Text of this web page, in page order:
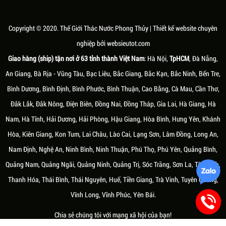
Ngày nay, chất liệu để làm
phong thủy đa dạng hơn,
tạo với hình dáng đẹp
lắp đặt ngày càng được khách
chuộng hơn.
Ý NGHĨA
Âm dương, ngũ hành là hai khái niệm
của Trung Hoa. Mỗi người sinh ra sẽ
có một "mạng" khác nhau, tùy theo
năm sinh mà tương ứng với các hành
Thứ tư, 03/03/2021
Copyright © 2020. Thế Giới Thác Nước Phong Thủy | Thiết kế website chuyên
nghiệp bởi websieutot.com
Giao hàng (ship) tận nơi ở 63 tỉnh thành Việt Nam: Hà Nội, TpHCM, Đà Nẵng,
An Giang, Bà Rịa - Vũng Tàu, Bạc Liêu, Bắc Giang, Bắc Kạn, Bắc Ninh, Bến Tre,
Bình Dương, Bình Định, Bình Phước, Bình Thuận, Cao Bằng, Cà Mau, Cần Thơ,
Đắk Lắk, Đắk Nông, Điện Biên, Đồng Nai, Đồng Tháp, Gia Lai, Hà Giang, Hà
Nam, Hà Tĩnh, Hải Dương, Hải Phòng, Hậu Giang, Hòa Bình, Hưng Yên, Khánh
Hòa, Kiên Giang, Kon Tum, Lai Châu, Lào Cai, Lạng Sơn, Lâm Đồng, Long An,
Nam Định, Nghệ An, Ninh Bình, Ninh Thuận, Phú Thọ, Phú Yên, Quảng Bình,
Quảng Nam, Quảng Ngãi, Quảng Ninh, Quảng Trị, Sóc Trăng, Sơn La, Tây Ninh,
Thanh Hóa, Thái Bình, Thái Nguyên, Huế, Tiền Giang, Trà Vinh, Tuyên Quang,
Vĩnh Long, Vĩnh Phúc, Yên Bái.
Chia sẻ chúng tôi với mạng xã hội của bạn!